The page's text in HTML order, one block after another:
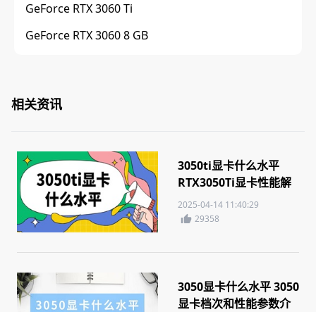
GeForce RTX 3060 Ti
GeForce RTX 3060 8 GB
相关资讯
3050ti显卡什么水平
RTX3050Ti显卡性能解
析
2025-04-14 11:40:29
29358
3050显卡什么水平 3050
显卡档次和性能参数介